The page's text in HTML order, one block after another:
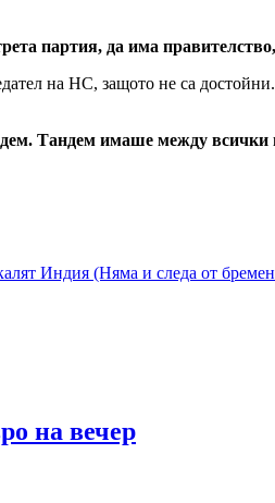
партия, да има
на НС, защото не са
Тандем имаше между
Индия (Няма и следа от
на вечер